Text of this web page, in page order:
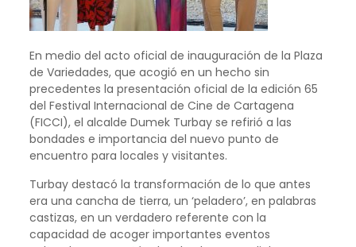
En medio del acto oficial de inauguración de la Plaza
de Variedades, que acogió en un hecho sin
precedentes la presentación oficial de la edición 65
del Festival Internacional de Cine de Cartagena
(FICCI), el alcalde Dumek Turbay se refirió a las
bondades e importancia del nuevo punto de
encuentro para locales y visitantes.
Turbay destacó la transformación de lo que antes
era una cancha de tierra, un ‘peladero’, en palabras
castizas, en un verdadero referente con la
capacidad de acoger importantes eventos